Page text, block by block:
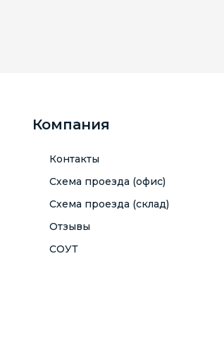
Компания
Контакты
Схема проезда (офис)
Схема проезда (склад)
Отзывы
СОУТ